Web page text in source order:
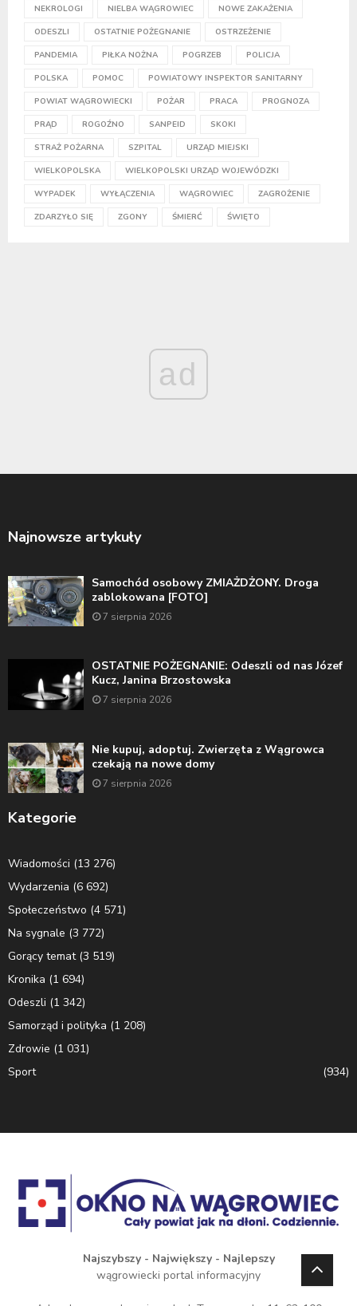
NEKROLOGI NIELBA WĄGROWIEC NOWE ZAKAŻENIA
ODESZLI OSTATNIE POŻEGNANIE OSTRZEŻENIE
PANDEMIA PIŁKA NOŻNA POGRZEB POLICJA
POLSKA POMOC POWIATOWY INSPEKTOR SANITARNY
POWIAT WĄGROWIECKI POŻAR PRACA PROGNOZA
PRĄD ROGOŹNO SANPEID SKOKI
STRAŻ POŻARNA SZPITAL URZĄD MIEJSKI
WIELKOPOLSKA WIELKOPOLSKI URZĄD WOJEWÓDZKI
WYPADEK WYŁĄCZENIA WĄGROWIEC ZAGROŻENIE
ZDARZYŁO SIĘ ZGONY ŚMIERĆ ŚWIĘTO
ad
Najnowsze artykuły
Samochód osobowy ZMIAŻDŻONY. Droga
zablokowana [FOTO]
7 sierpnia 2026
OSTATNIE POŻEGNANIE: Odeszli od nas Józef
Kucz, Janina Brzostowska
7 sierpnia 2026
Nie kupuj, adoptuj. Zwierzęta z Wągrowca
czekają na nowe domy
7 sierpnia 2026
Kategorie
Wiadomości (13 276)
Wydarzenia (6 692)
Społeczeństwo (4 571)
Na sygnale (3 772)
Gorący temat(3 519)
Kronika (1 694)
Odeszli (1 342)
Samorząd i polityka (1 208)
Zdrowie (1 031)
Sport
(934)
Najszybszy - Największy - Najlepszy
wągrowiecki portal informacyjny